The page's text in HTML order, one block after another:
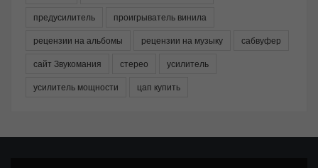
предусилитель
проигрыватель винила
рецензии на альбомы
рецензии на музыку
сабвуфер
сайт Звукомания
стерео
усилитель
усилитель мощности
цап купить